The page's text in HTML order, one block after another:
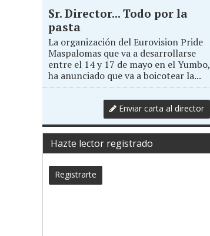
Sr. Director... Todo por la
pasta
La organización del Eurovision Pride
Maspalomas que va a desarrollarse
entre el 14 y 17 de mayo en el Yumbo,
ha anunciado que va a boicotear la...
Enviar carta al director
Hazte lector registrado
Registrarte